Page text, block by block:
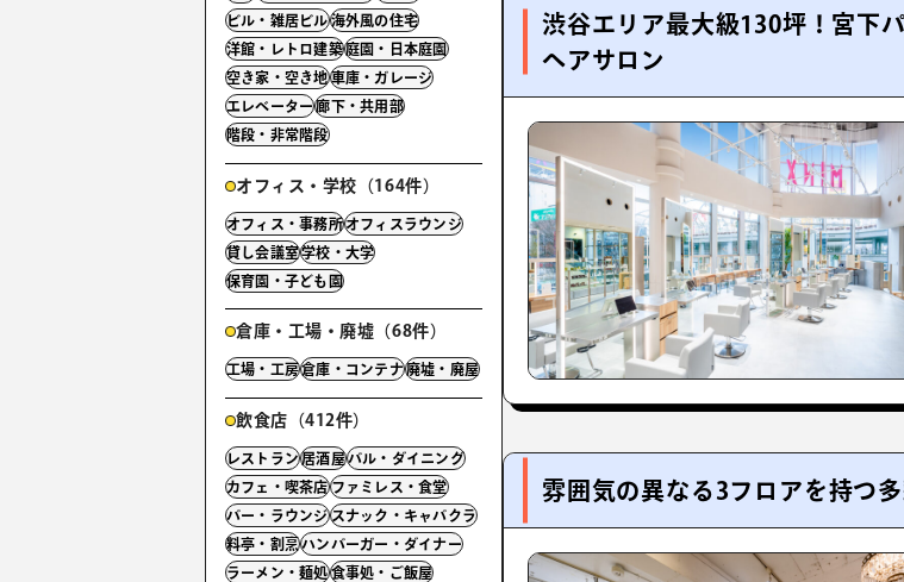
渋谷エリア最大級130坪！宮下
ヘアサロン
雰囲気の異なる3フロアを持つ
ビル・雑居ビル海外風の住宅
洋館・レトロ建築庭園・日本庭園
空き家・空き地車庫・ガレージ
エレベーター廊下・共用部
階段・非常階段
オフィス・学校（164件）
オフィス・事務所オフィスラウンジ
貸し会議室学校・大学
保育園・子ども園
倉庫・工場・廃墟（68件）
工場・工房倉庫・コンテナ廃墟・廃屋
飲食店（412件）
レストラン居酒屋バル・ダイニング
カフェ・喫茶店ファミレス・食堂
バー・ラウンジスナック・キャバクラ
料亭・割烹ハンバーガー・ダイナー
ラーメン・麺処食事処・ご飯屋